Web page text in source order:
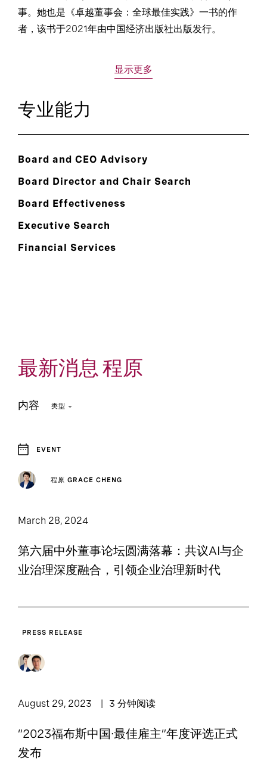
事。她也是《卓越董事会：全球最佳实践》一书的作
者，该书于2021年由中国经济出版社出版发行。
显示更多
专业能力
Board and CEO Advisory
Board Director and Chair Search
Board Effectiveness
Executive Search
Financial Services
最新消息 程原
内容 类型
Article
EVENT
程原 GRACE CHENG
March 28, 2024
第六届中外董事论坛圆满落幕：共议AI与企
业治理深度融合，引领企业治理新时代
PRESS RELEASE
August 29, 2023 3 分钟阅读
“2023福布斯中国·最佳雇主”年度评选正式
发布